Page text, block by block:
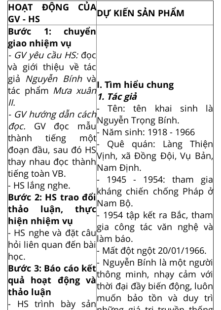
HOẠT ĐỘNG CỦA
GV - HS
DỰ KIẾN SẢN PHẨM
Bước 1: chuyển
giao nhiệm vụ
- GV yêu cầu HS:đọc
và giới thiệu về tác
giả Nguyễn Bínhvà
tác phẩm Mưa xuân
II.
- GV hướng dẫn cách
đọc. GV đọc mẫu
thành tiếng một
đoạn đầu, sau đó HS
thay nhau đọc thành
tiếng toàn VB.
- HS lắng nghe.
Bước 2: HS trao đổi
thảo luận, thực
hiện nhiệm vụ
- HS nghe và đặt câu
hỏi liên quan đến bài
học.
Bước 3: Báo cáo kết
quả hoạt động và
thảo luận
- HS trình bày sản
I. Tìm hiểu chung
1. Tác giả
- Tên: tên khai sinh là
Nguyễn Trọng Bính.
- Năm sinh: 1918 - 1966
- Quê quán: Làng Thiện
Vịnh, xã Đồng Đội, Vụ Bản,
Nam Định.
- 1945 - 1954: tham gia
kháng chiến chống Pháp ở
Nam Bộ.
- 1954 tập kết ra Bắc, tham
gia công tác văn nghệ và
làm báo.
- Mất đột ngột 20/01/1966.
- Nguyễn Bính là một người
thông minh, nhạy cảm với
thời đại đầy biến động, luôn
muốn bảo tồn và duy trì